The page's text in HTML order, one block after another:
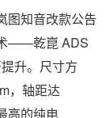
图知音改款公告
——乾崑 ADS
升。尺寸方
，轴距达
高的纯电